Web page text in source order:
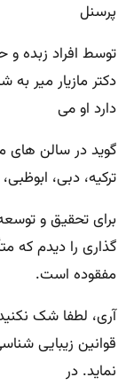
پرسنل
توسط افراد زبده و
دکتر مازیار میر
دارد او می
گوید در سالن های
ترکیه، دبی،
برای تحقیق و توسعه
گذاری را دیدم که
مفقوده است.
آری، لطفا شک
قوانین زیبایی
نماید. در